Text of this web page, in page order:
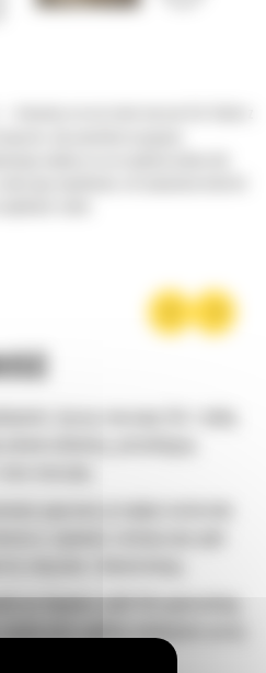
łącząc maszynę Cat z łyżką
poprawia przepływ materiału
kopania. Łyżki Cat gwarantują